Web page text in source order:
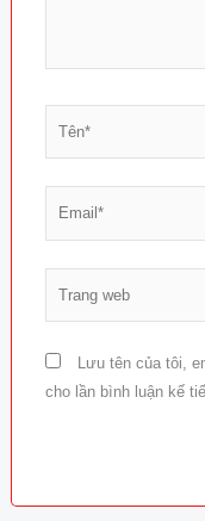
Lưu tên của tôi,
cho lần bình luận kế